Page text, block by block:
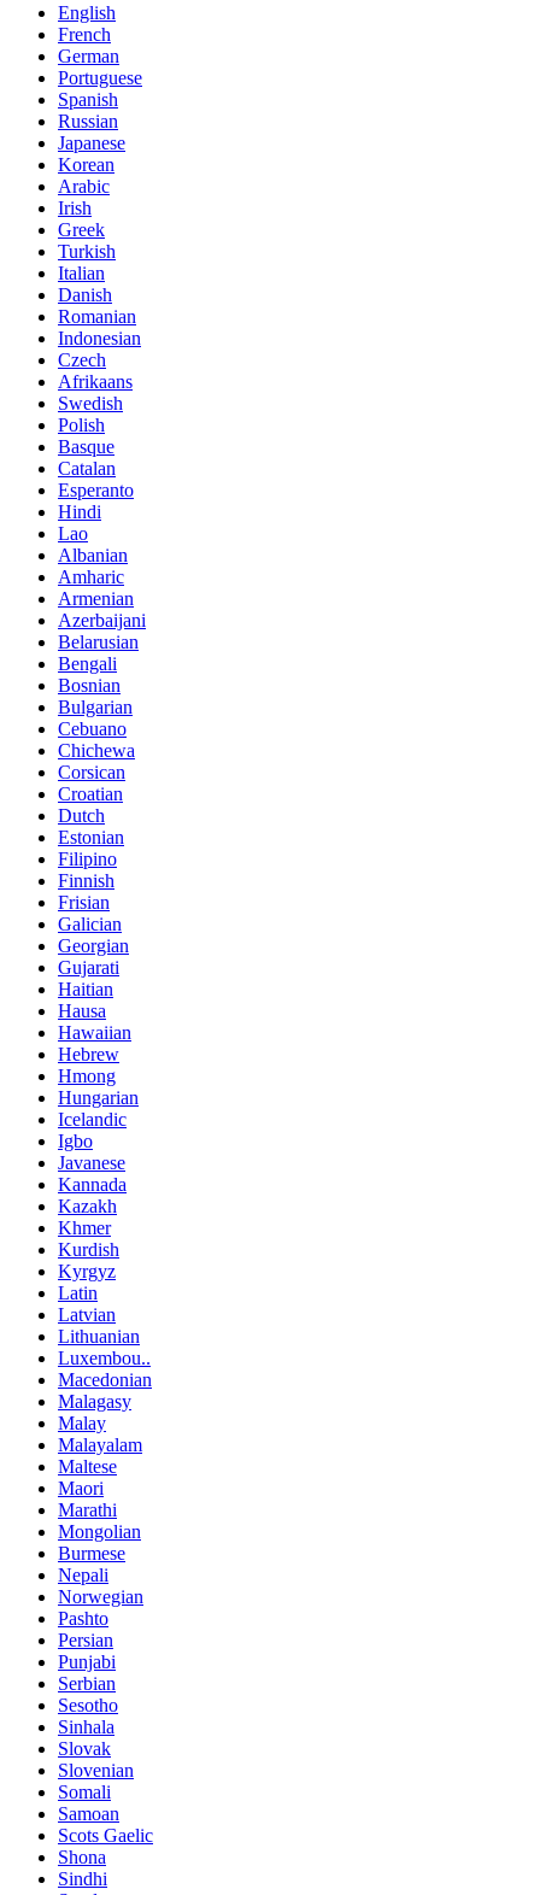
English
French
German
Portuguese
Spanish
Russian
Japanese
Korean
Arabic
Irish
Greek
Turkish
Italian
Danish
Romanian
Indonesian
Czech
Afrikaans
Swedish
Polish
Basque
Catalan
Esperanto
Hindi
Lao
Albanian
Amharic
Armenian
Azerbaijani
Belarusian
Bengali
Bosnian
Bulgarian
Cebuano
Chichewa
Corsican
Croatian
Dutch
Estonian
Filipino
Finnish
Frisian
Galician
Georgian
Gujarati
Haitian
Hausa
Hawaiian
Hebrew
Hmong
Hungarian
Icelandic
Igbo
Javanese
Kannada
Kazakh
Khmer
Kurdish
Kyrgyz
Latin
Latvian
Lithuanian
Luxembou..
Macedonian
Malagasy
Malay
Malayalam
Maltese
Maori
Marathi
Mongolian
Burmese
Nepali
Norwegian
Pashto
Persian
Punjabi
Serbian
Sesotho
Sinhala
Slovak
Slovenian
Somali
Samoan
Scots Gaelic
Shona
Sindhi